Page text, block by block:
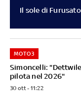
Il sole di
Simoncelli:
pilota nel 2026"
MOTO3
30 ott - 11:22